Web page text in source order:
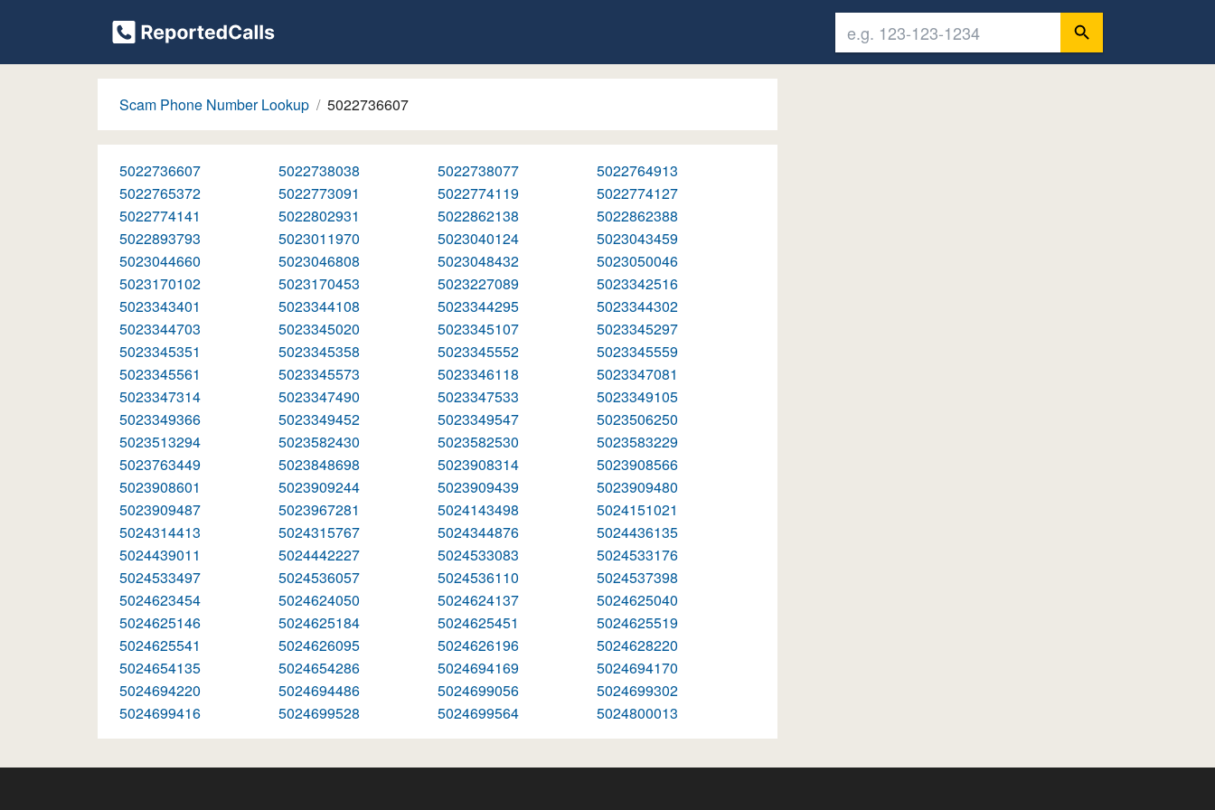
Scam Phone Number Lookup 5022736607
5022736607 5022738038 5022738077
5022764913
5022765372
5022773091 5022774119
5022774127
5022774141
5022802931 5022862138
5022862388
5022893793
5023011970 5023040124
5023043459
5023044660
5023046808 5023048432
5023050046
5023170102
5023170453 5023227089
5023342516
5023343401
5023344108 5023344295
5023344302
5023344703
5023345020 5023345107
5023345297
5023345351
5023345358 5023345552
5023345559
5023345561
5023345573 5023346118
5023347081
5023347314
5023347490 5023347533
5023349105
5023349366
5023349452 5023349547
5023506250
5023513294
5023582430 5023582530
5023583229
5023763449
5023848698 5023908314
5023908566
5023908601
5023909244 5023909439
5023909480
5023909487
5023967281 5024143498
5024151021
5024314413
5024315767 5024344876
5024436135
5024439011
5024442227 5024533083
5024533176
5024533497
5024536057 5024536110
5024537398
5024623454
5024624050 5024624137
5024625040
5024625146
5024625184 5024625451
5024625519
5024625541
5024626095 5024626196
5024628220
5024654135
5024654286 5024694169
5024694170
5024694220
5024694486 5024699056
5024699302
5024699416
5024699528 5024699564 5024800013